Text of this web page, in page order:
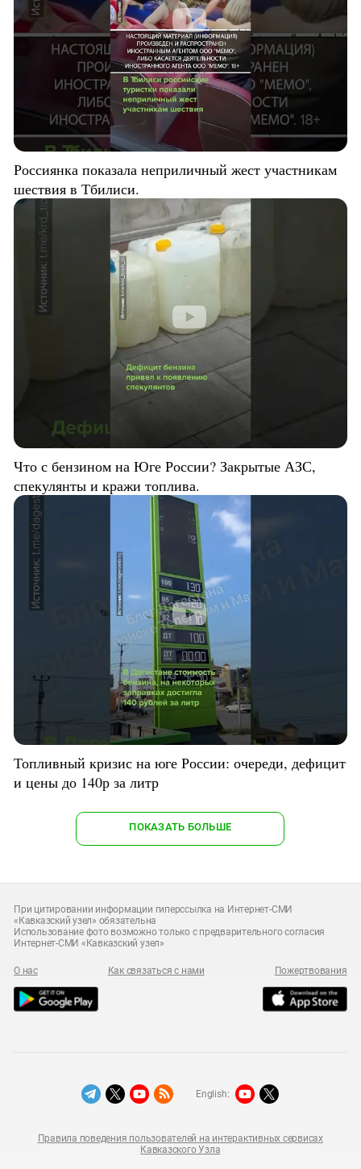
Россиянка показала неприличный жест участникам
шествия в Тбилиси.
Что с бензином на Юге России? Закрытые АЗС,
спекулянты и кражи топлива.
Топливный кризис на юге России: очереди, дефицит
и цены до 140р за литр
ПОКАЗАТЬ БОЛЬШЕ
При цитировании информации гиперссылка на Интернет-СМИ
«Кавказский узел» обязательна
Использование фото возможно только с предварительного согласия
Интернет-СМИ «Кавказский узел»
О нас Как связаться с нами Пожертвования
Правила поведения пользователей на интерактивных сервисах
Кавказского Узла
English: